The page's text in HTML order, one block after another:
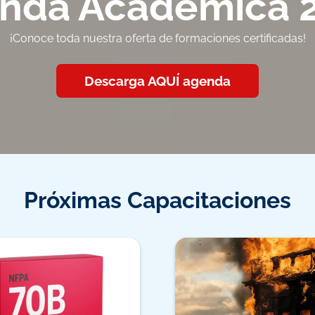
¡Conoce toda nuestra oferta de formaciones certificadas!
Descarga AQUÍ agenda
Próximas Capacitaciones